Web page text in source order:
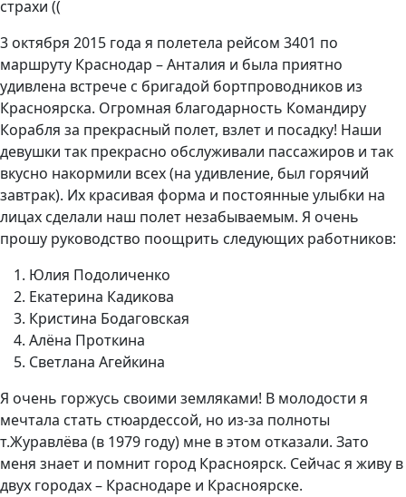
страхи ((
3 октября 2015 года я полетела рейсом 3401 по
маршруту Краснодар – Анталия и была приятно
удивлена встрече с бригадой бортпроводников из
Красноярска. Огромная благодарность Командиру
Корабля за прекрасный полет, взлет и посадку! Наши
девушки так прекрасно обслуживали пассажиров и так
вкусно накормили всех (на удивление, был горячий
завтрак). Их красивая форма и постоянные улыбки на
лицах сделали наш полет незабываемым. Я очень
прошу руководство поощрить следующих работников:
Юлия Подоличенко
Екатерина Кадикова
Кристина Бодаговская
Алёна Проткина
Светлана Агейкина
Я очень горжусь своими земляками! В молодости я
мечтала стать стюардессой, но из-за полноты
т.Журавлёва (в 1979 году) мне в этом отказали. Зато
меня знает и помнит город Красноярск. Сейчас я живу в
двух городах – Краснодаре и Красноярске.